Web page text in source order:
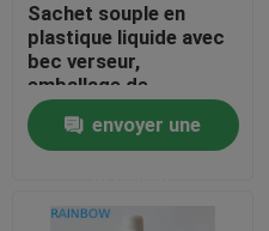
Sachet souple en
plastique liquide avec
bec verseur,
emballage de
compression pour
cosmétiques,
boissons, lotion,
envoyer une